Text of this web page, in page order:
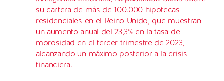
su cartera de más de 100.000 hipotecas
residenciales en el Reino Unido, que muestran
un aumento anual del 23,3% en la tasa de
morosidad en el tercer trimestre de 2023,
alcanzando un máximo posterior a la crisis
financiera.